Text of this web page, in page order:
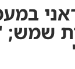
שמש;